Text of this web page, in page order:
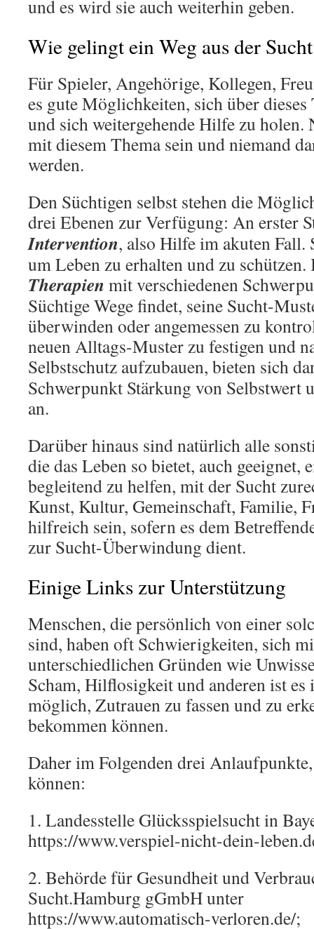
und es wird sie auch weiterhin geben.
Wie gelingt ein Weg aus der Sucht
Für Spieler, Angehörige, Kollegen,
es gute Möglichkeiten, sich über
und sich weitergehende Hilfe zu holen.
mit diesem Thema sein und niemand
werden.
Den Süchtigen selbst stehen die
drei Ebenen zur Verfügung: An erster
Intervention, also Hilfe im akuten Fall.
um Leben zu erhalten und zu
Therapien mit verschiedenen
Süchtige Wege findet, seine Sucht-
überwinden oder angemessen zu
neuen Alltags-Muster zu festigen und
Selbstschutz aufzubauen, bieten sich
Schwerpunkt Stärkung von Selbstwert
an.
Darüber hinaus sind natürlich alle
die das Leben so bietet, auch geeignet,
begleitend zu helfen, mit der Sucht
Kunst, Kultur, Gemeinschaft, Familie,
hilfreich sein, sofern es dem
zur Sucht-Überwindung dient.
Einige Links zur Unterstützung
Menschen, die persönlich von einer
sind, haben oft Schwierigkeiten, sich
unterschiedlichen Gründen wie
Scham, Hilflosigkeit und anderen ist
möglich, Zutrauen zu fassen und zu
bekommen können.
Daher im Folgenden drei
können:
1. Landesstelle Glücksspielsucht in
https://www.verspiel-nicht-dein-
2. Behörde für Gesundheit und
Sucht.Hamburg gGmbH unter
https://www.automatisch-verloren.de/;